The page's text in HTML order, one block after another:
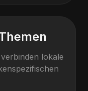
lokale